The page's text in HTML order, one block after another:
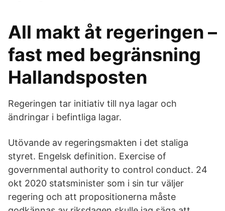
All makt åt regeringen –
fast med begränsning
Hallandsposten
Regeringen tar initiativ till nya lagar och
ändringar i befintliga lagar.
Utövande av regeringsmakten i det staliga
styret. Engelsk definition. Exercise of
governmental authority to control conduct. 24
okt 2020 statsminister som i sin tur väljer
regering och att propositionerna måste